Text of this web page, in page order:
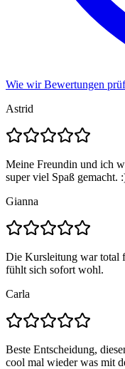
Wie wir Bewertungen
Astrid
Meine Freundin und ich
super viel Spaß gemacht.
Gianna
Die Kursleitung war total
fühlt sich sofort wohl.
Carla
Beste Entscheidung,
cool mal wieder was mit